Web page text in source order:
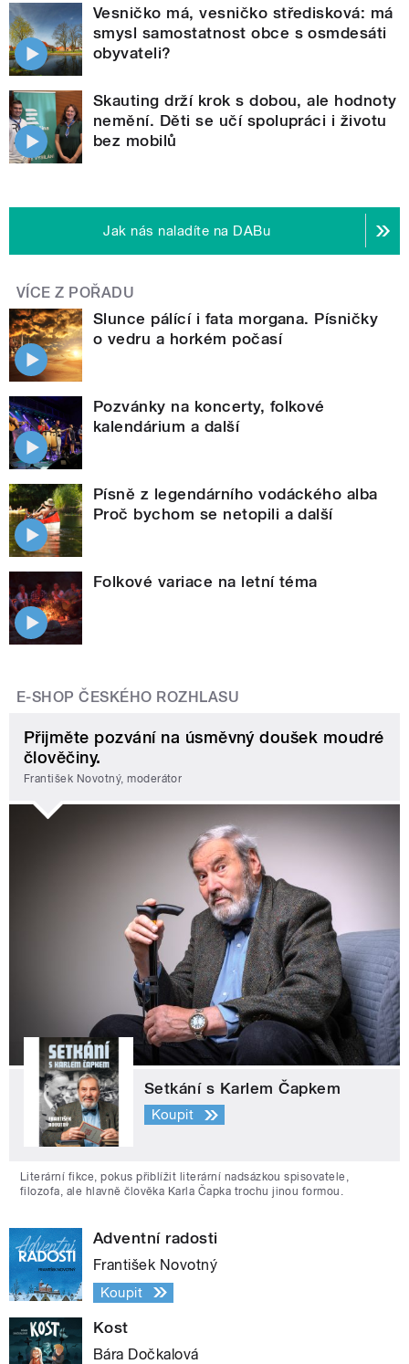
Vesničko má, vesničko středisková: má
smysl samostatnost obce s osmdesáti
obyvateli?
Skauting drží krok s dobou, ale hodnoty
nemění. Děti se učí spolupráci i životu
bez mobilů
Jak nás naladíte na DABu
VÍCE Z POŘADU
Slunce pálící i fata morgana. Písničky
o vedru a horkém počasí
Pozvánky na koncerty, folkové
kalendárium a další
Písně z legendárního vodáckého alba
Proč bychom se netopili a další
Folkové variace na letní téma
E-SHOP ČESKÉHO ROZHLASU
Přijměte pozvání na úsměvný doušek moudré
člověčiny.
František Novotný, moderátor
Setkání s Karlem Čapkem
Koupit
Literární fikce, pokus přiblížit literární nadsázkou spisovatele,
filozofa, ale hlavně člověka Karla Čapka trochu jinou formou.
Adventní radosti
František Novotný
Koupit
Kost
Bára Dočkalová